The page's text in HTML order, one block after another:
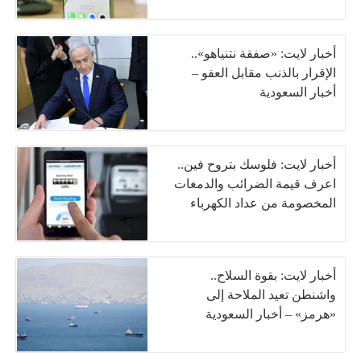
أخبار لايت: «صفقة نتنياهو»..
الإقرار بالذنب مقابل العفو –
أخبار السعودية
أخبار لايت: فلوسك بتروح فين..
اعرف قيمة الضرائب والدمغات
المخصومة من عداد الكهرباء
أخبار لايت: بقوة السلاح..
واشنطن تعيد الملاحة إلى
«هرمز» – أخبار السعودية